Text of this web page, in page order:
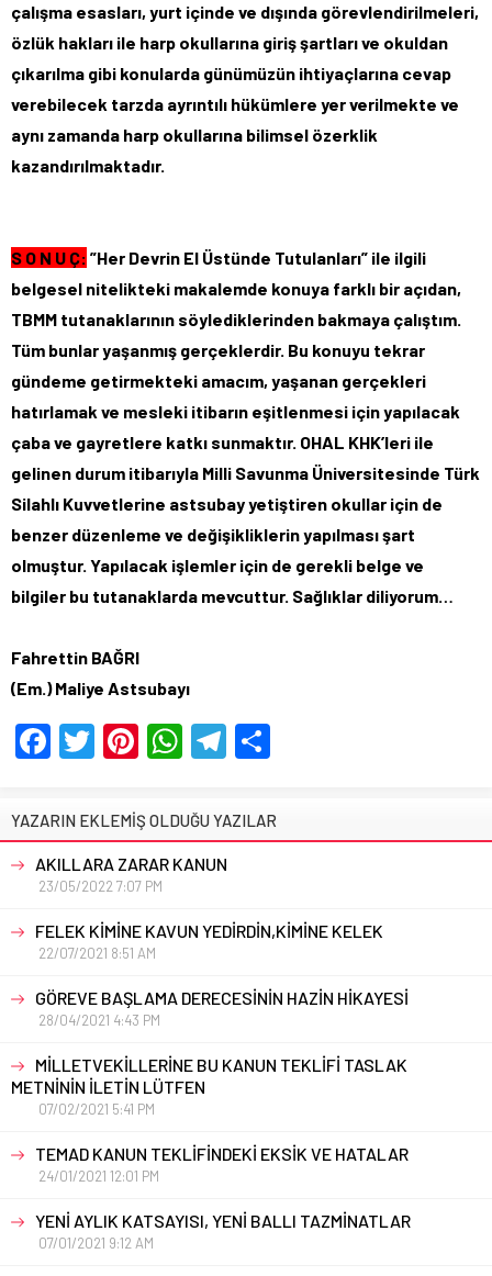
çalışma esasları, yurt içinde ve dışında görevlendirilmeleri,
özlük hakları ile harp okullarına giriş şartları ve okuldan
çıkarılma gibi konularda günümüzün ihtiyaçlarına cevap
verebilecek tarzda ayrıntılı hükümlere yer verilmekte ve
aynı zamanda harp okullarına bilimsel özerklik
kazandırılmaktadır.
S O N U Ç: ”Her Devrin El Üstünde Tutulanları” ile ilgili
belgesel nitelikteki makalemde konuya farklı bir açıdan,
TBMM tutanaklarının söylediklerinden bakmaya çalıştım.
Tüm bunlar yaşanmış gerçeklerdir. Bu konuyu tekrar
gündeme getirmekteki amacım, yaşanan gerçekleri
hatırlamak ve mesleki itibarın eşitlenmesi için yapılacak
çaba ve gayretlere katkı sunmaktır. OHAL KHK’leri ile
gelinen durum itibarıyla Milli Savunma Üniversitesinde Türk
Silahlı Kuvvetlerine astsubay yetiştiren okullar için de
benzer düzenleme ve değişikliklerin yapılması şart
olmuştur. Yapılacak işlemler için de gerekli belge ve
bilgiler bu tutanaklarda mevcuttur. Sağlıklar diliyorum…
Fahrettin BAĞRI
(Em.) Maliye Astsubayı
Facebook
Twitter
Pinterest
WhatsApp
Telegram
YAZARIN EKLEMİŞ OLDUĞU YAZILAR
AKILLARA ZARAR KANUN
23/05/2022 7:07 PM
FELEK KİMİNE KAVUN YEDİRDİN,KİMİNE KELEK
22/07/2021 8:51 AM
GÖREVE BAŞLAMA DERECESİNİN HAZİN HİKAYESİ
28/04/2021 4:43 PM
MİLLETVEKİLLERİNE BU KANUN TEKLİFİ TASLAK
METNİNİN İLETİN LÜTFEN
07/02/2021 5:41 PM
TEMAD KANUN TEKLİFİNDEKİ EKSİK VE HATALAR
24/01/2021 12:01 PM
YENİ AYLIK KATSAYISI, YENİ BALLI TAZMİNATLAR
07/01/2021 9:12 AM